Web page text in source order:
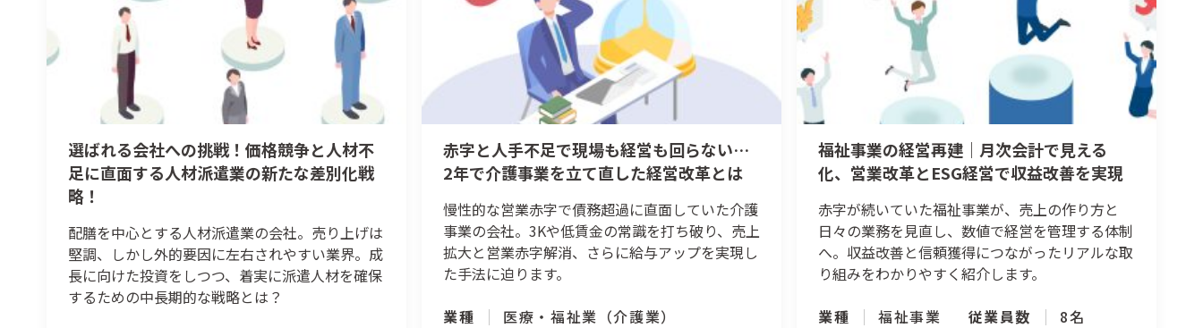
選ばれる会社への挑戦！価格競争と人材不
足に直面する人材派遣業の新たな差別化戦
略！
配膳を中心とする人材派遣業の会社。売り上げは
堅調、しかし外的要因に左右されやすい業界。成
長に向けた投資をしつつ、着実に派遣人材を確保
するための中長期的な戦略とは？
赤字と人手不足で現場も経営も回らない…
2年で介護事業を立て直した経営改革とは
慢性的な営業赤字で債務超過に直面していた介護
事業の会社。3Kや低賃金の常識を打ち破り、売上
拡大と営業赤字解消、さらに給与アップを実現し
た手法に迫ります。
業種
医療・福祉業（介護業）
福祉事業の経営再建｜月次会計で見える
化、営業改革とESG経営で収益改善を実現
赤字が続いていた福祉事業が、売上の作り方と
日々の業務を見直し、数値で経営を管理する体制
へ。収益改善と信頼獲得につながったリアルな取
り組みをわかりやすく紹介します。
業種
福祉事業 従業員数 8名